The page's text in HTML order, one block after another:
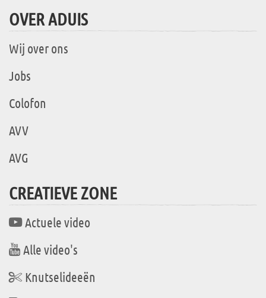
OVER ADUIS
Wij over ons
Jobs
Colofon
AVV
AVG
CREATIEVE ZONE
Actuele video
Alle video's
Knutselideeën